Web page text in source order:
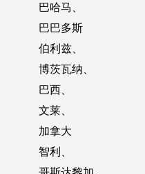
巴哈马、
巴巴多斯
伯利兹、
博茨瓦纳、
巴西、
文莱、
加拿大
智利、